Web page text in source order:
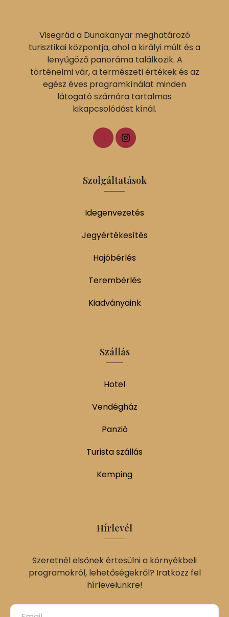
Visegrád a Dunakanyar meghatározó
turisztikai központja, ahol a királyi múlt és a
lenyűgöző panoráma találkozik. A
történelmi vár, a természeti értékek és az
egész éves programkínálat minden
látogató számára tartalmas
kikapcsolódást kínál.
Szolgáltatások
Idegenvezetés
Jegyértékesítés
Hajóbérlés
Terembérlés
Kiadványaink
Szállás
Hotel
Vendégház
Panzió
Turista szállás
Kemping
Hírlevél
Szeretnél elsőnek értesülni a környékbeli
programokról, lehetőségekről? Iratkozz fel
hírlevelünkre!